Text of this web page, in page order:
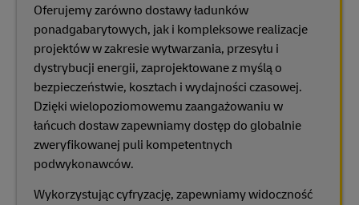
Oferujemy zarówno dostawy ładunków
ponadgabarytowych, jak i kompleksowe realizacje
projektów w zakresie wytwarzania, przesyłu i
dystrybucji energii, zaprojektowane z myślą o
bezpieczeństwie, kosztach i wydajności czasowej.
Dzięki wielopoziomowemu zaangażowaniu w
łańcuch dostaw zapewniamy dostęp do globalnie
zweryfikowanej puli kompetentnych
podwykonawców.
Wykorzystując cyfryzację, zapewniamy widoczność